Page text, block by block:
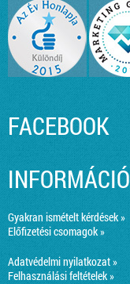
FACEBOOK
INFORMÁCIÓ
Gyakran ismételt kérdések »
Előfizetési csomagok »
Adatvédelmi nyilatkozat »
Felhasználási feltételek »